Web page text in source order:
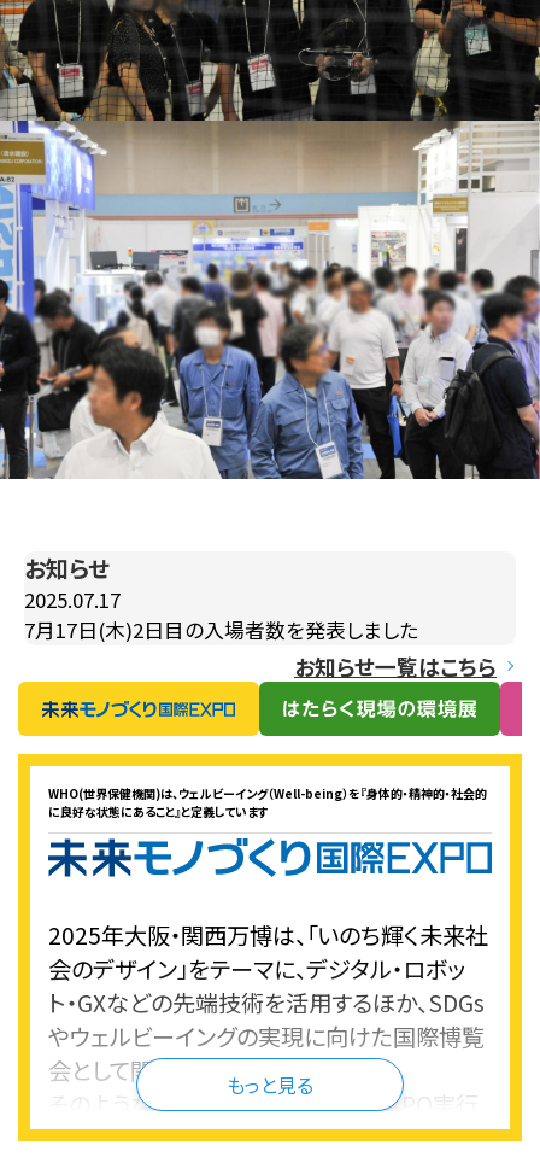
お知らせ
2025.07.17
7月17日(木)2日目の入場者数を発表しました
お知らせ一覧はこちら
WHO(世界保健機関)は、ウェルビーイング（Well-being）を『身体的・精神的・社会的
に良好な状態にあること』と定義しています
2025年大阪・関西万博は、「いのち輝く未来社
会のデザイン」をテーマに、デジタル・ロボッ
ト・GXなどの先端技術を活用するほか、SDGs
やウェルビーイングの実現に向けた国際博覧
会として開催されます。
そのような中、未来モノづくり国際EXPO実行
委員会は、（公社）２０２５年日本国際博覧会協
もっと見る